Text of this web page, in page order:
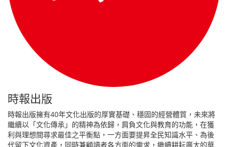
時報出版
時報出版擁有40年文化出版的厚實基礎、穩固的經營體質，未來將
繼續以「文化傳承」的精神為依歸，肩負文化與教育的功能，在獲
利與理想間尋求最佳之平衡點，一方面要提昇全民知識水平、為後
代留下文化資產，同時兼顧讀者各方面的需求，繼續耕耘廣大的華